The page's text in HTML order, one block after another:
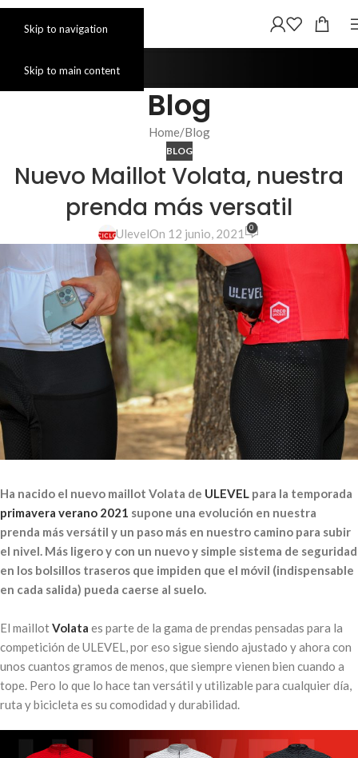
Skip to navigation
Skip to main content
Blog
Home Blog
BLOG
Nuevo Maillot Volata, nuestra
prenda más versatil
UlevelOn 12 junio, 2021 0
Ha nacido el nuevo maillot Volata de ULEVEL para la temporada
primavera verano 2021 supone una evolución en nuestra
prenda más versátil y un paso más en nuestro camino para subir
el nivel. Más ligero y con un nuevo y simple sistema de seguridad
en los bolsillos traseros que impiden que el móvil (indispensable
en cada salida) pueda caerse al suelo.
El maillotVolata es parte de la gama de prendas pensadas para la
competición de ULEVEL, por eso sigue siendo ajustado y ahora con
unos cuantos gramos de menos, que siempre vienen bien cuando a
tope. Pero lo que lo hace tan versátil y utilizable para cualquier día,
ruta y bicicleta es su comodidad y durabilidad.